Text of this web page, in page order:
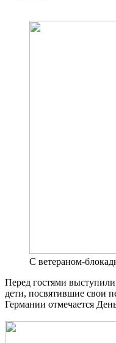
С ветераном-
Перед гостями
дети, посвятившие свои
Германии отмечается